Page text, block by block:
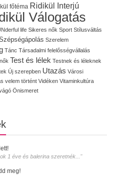
főtéma Ridikül Interjú
Válogatás
life Sikeres nők Sport Stílusváltás
Szerelem
Tánc Társadalmi felelősségvállalás
Test és lélek Testnek és léleknek
Új szerepben Utazás Városi
velem történt Vidéken Vitaminkultúra
Önismeret
1 éve és balerina szeretnék..."
meg!